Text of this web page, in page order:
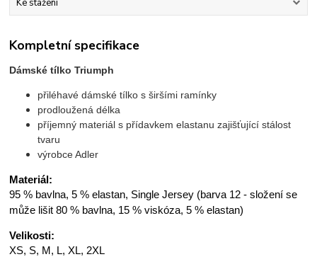
Kompletní specifikace
Dámské tílko Triumph
přiléhavé dámské tílko s širšími ramínky
prodloužená délka
příjemný materiál s přídavkem elastanu zajišťující stálost
tvaru
výrobce Adler
Materiál:
95 % bavlna, 5 % elastan, Single Jersey (barva 12 - složení se
může lišit 80 % bavlna, 15 % viskóza, 5 % elastan)
Velikosti:
XS, S, M, L, XL, 2XL